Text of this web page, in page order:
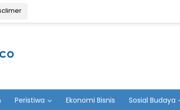
Peristiwa Ekonomi Bisnis Sosial Budaya